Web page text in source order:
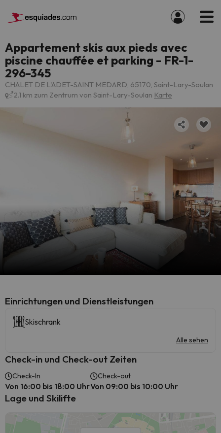
Appartement skis aux pieds avec
piscine chauffée et parking - FR-1-
296-345
CHALET DE L'ADET-SAINT MEDARD, 65170, Saint-Lary-Soulan
2.1 km zum Zentrum von Saint-Lary-Soulan Karte
​Einrichtungen und Dienstleistungen
Skischrank
Alle sehen
Check-in und Check-out Zeiten
Check-In
Von 16:00 bis 18:00 Uhr
Check-out
Von 09:00 bis 10:00 Uhr
Lage und Skilifte